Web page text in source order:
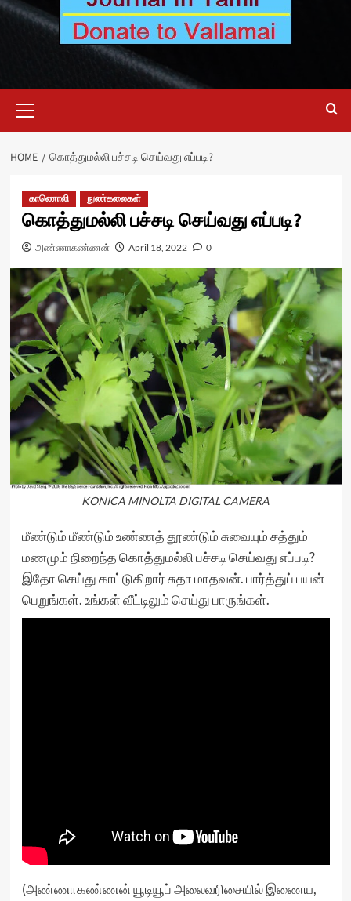
Menu
HOME கொத்துமல்லி பச்சடி செய்வது எப்படி?
காணொலி நுண்கலைகள்
கொத்துமல்லி பச்சடி செய்வது எப்படி?
அண்ணாகண்ணன் April 18, 2022 0
KONICA MINOLTA DIGITAL CAMERA
மீண்டும் மீண்டும் உண்ணத் தூண்டும் சுவையும் சத்தும்
மணமும் நிறைந்த கொத்துமல்லி பச்சடி செய்வது எப்படி?
இதோ செய்து காட்டுகிறார் சுதா மாதவன். பார்த்துப் பயன்
பெறுங்கள். உங்கள் வீட்டிலும் செய்து பாருங்கள்.
(அண்ணாகண்ணன் யூடியூப் அலைவரிசையில் இணைய,